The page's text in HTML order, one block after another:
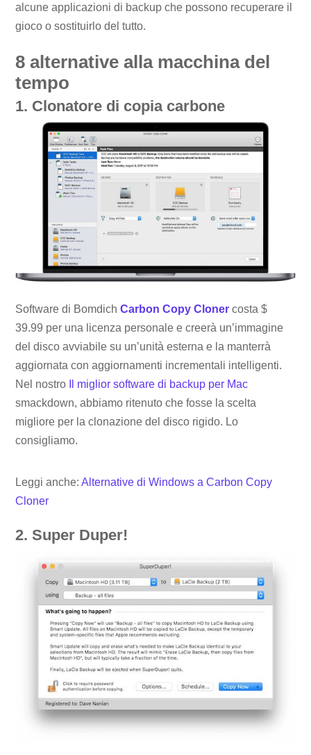
alcune applicazioni di backup che possono recuperare il
gioco o sostituirlo del tutto.
8 alternative alla macchina del
tempo
1. Clonatore di copia carbone
Software di BomdichCarbon Copy Cloner costa $
39.99 per una licenza personale e creerà un’immagine
del disco avviabile su un’unità esterna e la manterrà
aggiornata con aggiornamenti incrementali intelligenti.
Nel nostro
Il miglior software di backup per Mac
smackdown, abbiamo ritenuto che fosse la scelta
migliore per la clonazione del disco rigido. Lo
consigliamo.
Leggi anche:Alternative di Windows a Carbon Copy
Cloner
2. Super Duper!